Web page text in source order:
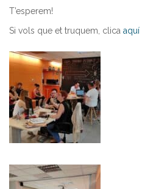
T’esperem!
Si vols que et truquem, clica aquí